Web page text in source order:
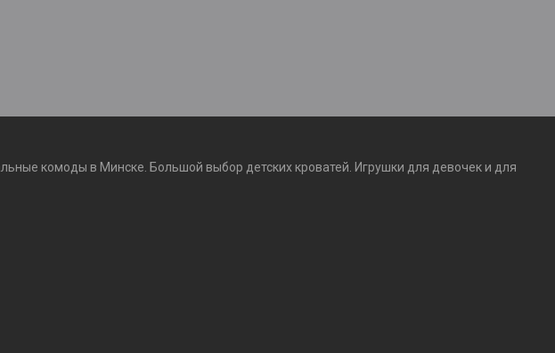
комоды в Минске. Большой выбор детских кроватей. Игрушки для девочек и для